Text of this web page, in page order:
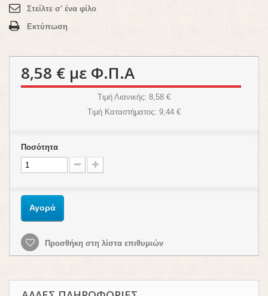
Στείλτε σ' ένα φίλο
Εκτύπωση
8,58 € με Φ.Π.Α
Τιμή Λιανικής: 8,58 €
Τιμή Καταστήματος: 9,44 €
Ποσότητα
Αγορά
Προσθήκη στη λίστα επιθυμιών